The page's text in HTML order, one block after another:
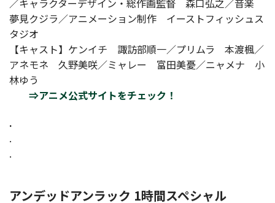
／キャラクターデザイン・総作画監督 森口弘之／音楽
夢見クジラ／アニメーション制作 イーストフィッシュス
タジオ
【キャスト】ケンイチ 諏訪部順一／プリムラ 本渡楓／
アネモネ 久野美咲／ミャレー 富田美憂／ニャメナ 小
林ゆう
⇒アニメ公式サイトをチェック！
.
.
.
アンデッドアンラック 1時間スペシャル